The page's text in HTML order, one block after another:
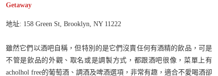
Getaway
地址: 158 Green St, Brooklyn, NY 11222
雖然它們以酒吧自稱，但特別的是它們沒賣任何有酒精的飲品，可是
不管是飲品的外觀、取名或是調製方式，都跟酒吧很像，菜單上有
acholhol free的葡萄酒、調酒及啤酒選項，非常有趣，適合不愛喝酒卻